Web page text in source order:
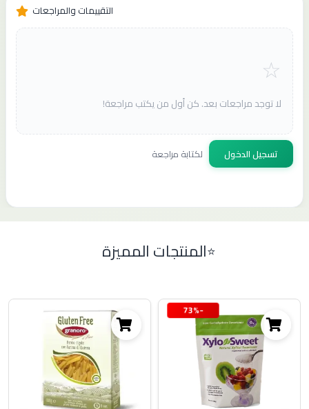
التقييمات والمراجعات
لا توجد مراجعات بعد. كن أول من يكتب مراجعة!
تسجيل الدخول لكتابة مراجعة
المنتجات المميزة
-73%